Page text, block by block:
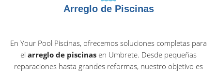
Arreglo de Piscinas
En Your Pool Piscinas, ofrecemos soluciones completas para
el arreglo de piscinas en Umbrete. Desde pequeñas
reparaciones hasta grandes reformas, nuestro objetivo es